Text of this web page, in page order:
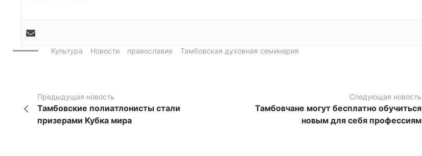
Культура Новости православие Тамбовская духовная семинария
Предыдущая новость
Тамбовские полиатлонисты стали
призерами Кубка мира
Следующая новость
Тамбовчане могут бесплатно обучиться
новым для себя профессиям